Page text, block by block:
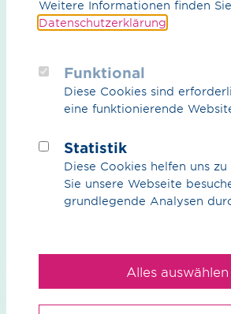
Korrosionsschutzsysteme
Intelligenter Korrosionsschutz,
Weitere Informationen finden
Datenschutzerklärung
Funktional
Diese Cookies sind
eine funktionierende
Statistik
Diese Cookies helfen uns
Sie unsere Webseite
grundlegende Analysen
Alles auswählen